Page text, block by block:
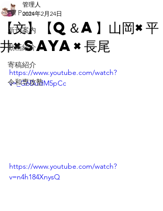
All Posts
新刊案内
動画紹介
寄稿紹介
令和専攻塾
【文】【Q＆A】山岡×平
井×Saya×長尾
管理人
2024年2月24日
https://www.youtube.com/watch?
v=_G6DudM5pCc
https://www.youtube.com/watch?
v=n4h184XnysQ